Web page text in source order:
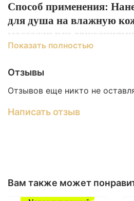
Способ применения:
для душа на влажную
массажными движениями
смойте. При желании
Наслаждайтесь
*подходит для интимной
Dipolyhydroxystearate,
Показать полностью
Отзывы
Отзывов еще никто не
Написать отзыв
Вам также может